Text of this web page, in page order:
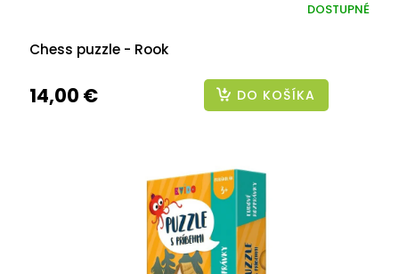
Chess puzzle - Rook
DOSTUPNÉ
14,00 € DO KOŠÍKA